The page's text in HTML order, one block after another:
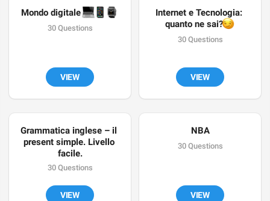
Mondo digitale
📱
⌚️
30 Questions
VIEW
Internet e Tecnologia:
quanto ne sai?
😏
30 Questions
VIEW
Grammatica inglese – il
present simple. Livello
facile.
30 Questions
VIEW
NBA
30 Questions
VIEW